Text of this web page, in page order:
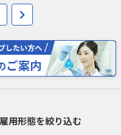
用形態を絞り込む